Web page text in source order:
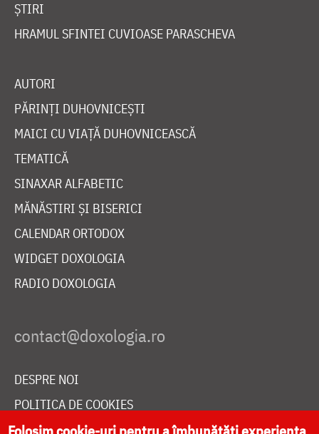
ȘTIRI
HRAMUL SFINTEI CUVIOASE PARASCHEVA
AUTORI
PĂRINȚI DUHOVNICEȘTI
MAICI CU VIAȚĂ DUHOVNICEASCĂ
TEMATICĂ
SINAXAR ALFABETIC
MĂNĂSTIRI ȘI BISERICI
CALENDAR ORTODOX
WIDGET DOXOLOGIA
RADIO DOXOLOGIA
DESPRE NOI
POLITICA DE COOKIES
DONEAZĂ ONLINE PENTRU CATEDRALA NAȚIONALĂ